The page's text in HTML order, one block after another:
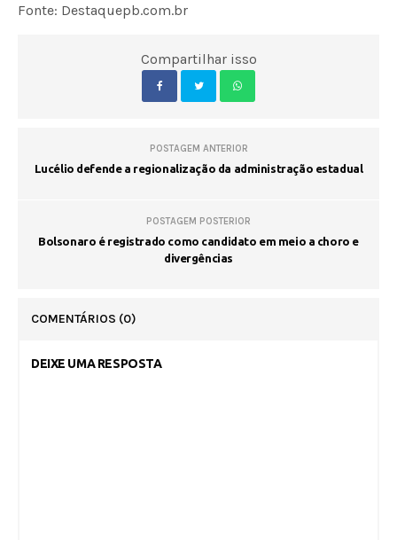
Fonte: Destaquepb.com.br
Compartilhar isso
POSTAGEM ANTERIOR
Lucélio defende a regionalização da administração estadual
POSTAGEM POSTERIOR
Bolsonaro é registrado como candidato em meio a choro e
divergências
COMENTÁRIOS (0)
DEIXE UMA RESPOSTA